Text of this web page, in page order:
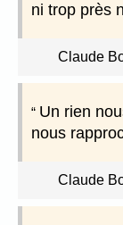
ni trop près
Claude
Un rien
nous
Claude